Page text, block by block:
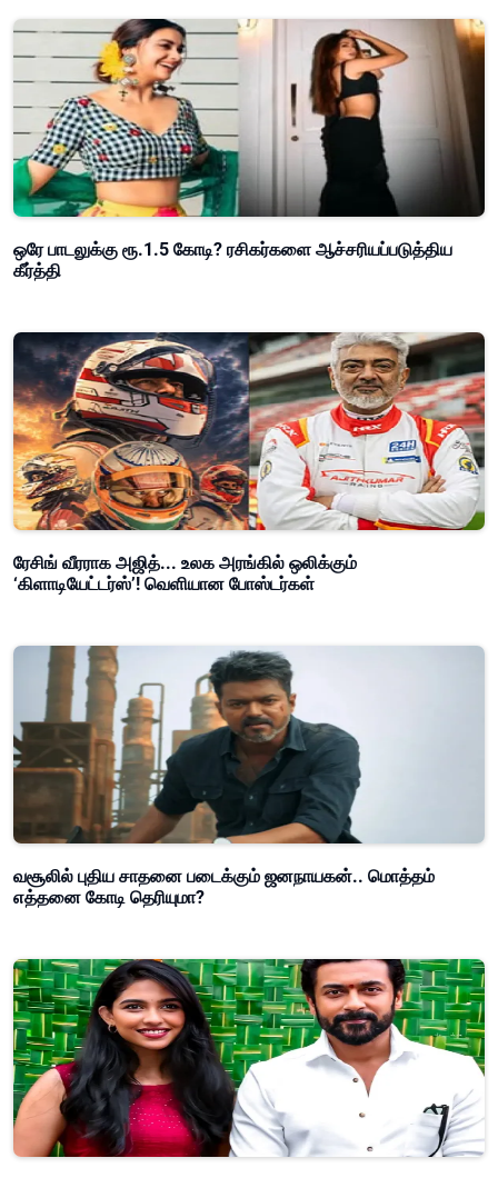
ஒரே பாடலுக்கு ரூ.1.5 கோடி? ரசிகர்களை ஆச்சரியப்படுத்திய
கீர்த்தி
ரேசிங் வீரராக அஜித்... உலக அரங்கில் ஒலிக்கும்
‘கிளாடியேட்டர்ஸ்’! வெளியான போஸ்டர்கள்
வசூலில் புதிய சாதனை படைக்கும் ஜனநாயகன்.. மொத்தம்
எத்தனை கோடி தெரியுமா?